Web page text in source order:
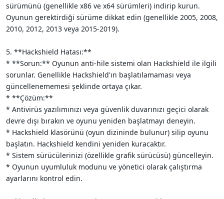
sürümünü (genellikle x86 ve x64 sürümleri) indirip kurun.
Oyunun gerektirdiği sürüme dikkat edin (genellikle 2005, 2008,
2010, 2012, 2013 veya 2015-2019).
5. **Hackshield Hatası:**
* **Sorun:** Oyunun anti-hile sistemi olan Hackshield ile ilgili
sorunlar. Genellikle Hackshield'ın başlatılamaması veya
güncellenememesi şeklinde ortaya çıkar.
* **Çözüm:**
* Antivirüs yazılımınızı veya güvenlik duvarınızı geçici olarak
devre dışı bırakın ve oyunu yeniden başlatmayı deneyin.
* Hackshield klasörünü (oyun dizininde bulunur) silip oyunu
başlatın. Hackshield kendini yeniden kuracaktır.
* Sistem sürücülerinizi (özellikle grafik sürücüsü) güncelleyin.
* Oyunun uyumluluk modunu ve yönetici olarak çalıştırma
ayarlarını kontrol edin.